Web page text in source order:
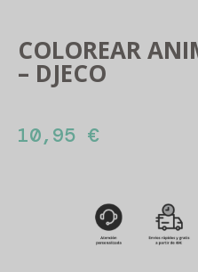
COLOREAR
– DJECO
10,95 €